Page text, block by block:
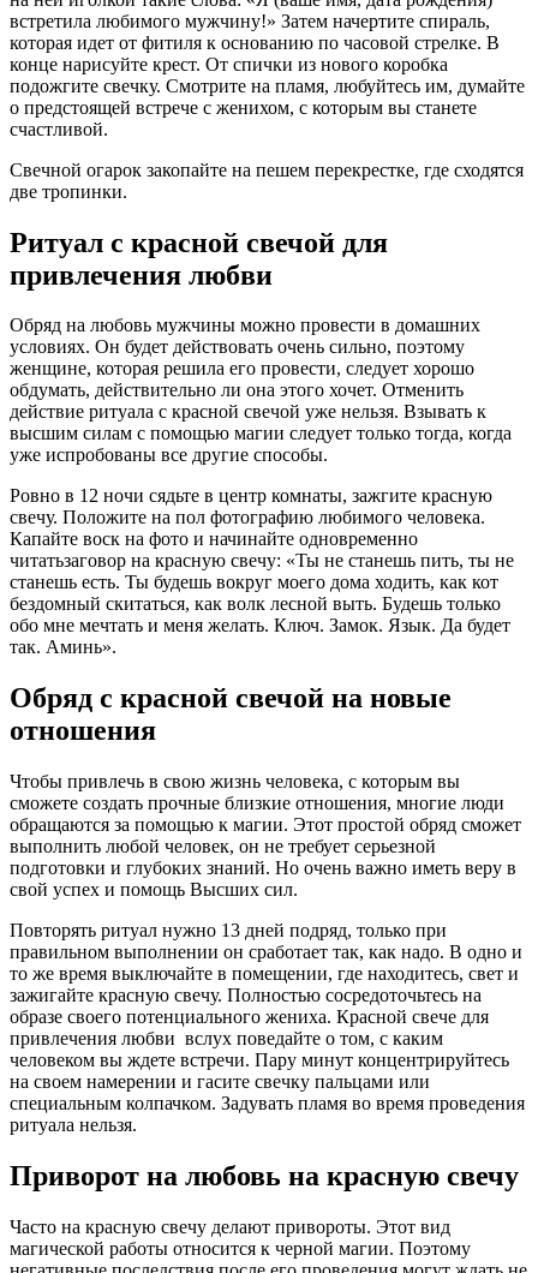
встретила любимого мужчину!» Затем начертите спираль,
которая идет от фитиля к основанию по часовой стрелке. В
конце нарисуйте крест. От спички из нового коробка
подожгите свечку. Смотрите на пламя, любуйтесь им, думайте
о предстоящей встрече с женихом, с которым вы станете
счастливой.
Свечной огарок закопайте на пешем перекрестке, где сходятся
две тропинки.
Ритуал с красной свечой для
привлечения любви
Обряд на любовь мужчины можно провести в домашних
условиях. Он будет действовать очень сильно, поэтому
женщине, которая решила его провести, следует хорошо
обдумать, действительно ли она этого хочет. Отменить
действие ритуала с красной свечой уже нельзя. Взывать к
высшим силам с помощью магии следует только тогда, когда
уже испробованы все другие способы.
Ровно в 12 ночи сядьте в центр комнаты, зажгите красную
свечу. Положите на пол фотографию любимого человека.
Капайте воск на фото и начинайте одновременно
читатьзаговор на красную свечу: «Ты не станешь пить, ты не
станешь есть. Ты будешь вокруг моего дома ходить, как кот
бездомный скитаться, как волк лесной выть. Будешь только
обо мне мечтать и меня желать. Ключ. Замок. Язык. Да будет
так. Аминь».
Обряд с красной свечой на новые
отношения
Чтобы привлечь в свою жизнь человека, с которым вы
сможете создать прочные близкие отношения, многие люди
обращаются за помощью к магии. Этот простой обряд сможет
выполнить любой человек, он не требует серьезной
подготовки и глубоких знаний. Но очень важно иметь веру в
свой успех и помощь Высших сил.
Повторять ритуал нужно 13 дней подряд, только при
правильном выполнении он сработает так, как надо. В одно и
то же время выключайте в помещении, где находитесь, свет и
зажигайте красную свечу. Полностью сосредоточьтесь на
образе своего потенциального жениха. Красной свече для
привлечения любви вслух поведайте о том, с каким
человеком вы ждете встречи. Пару минут концентрируйтесь
на своем намерении и гасите свечку пальцами или
специальным колпачком. Задувать пламя во время проведения
ритуала нельзя.
Приворот на любовь на красную свечу
Часто на красную свечу делают привороты. Этот вид
магической работы относится к черной магии. Поэтому